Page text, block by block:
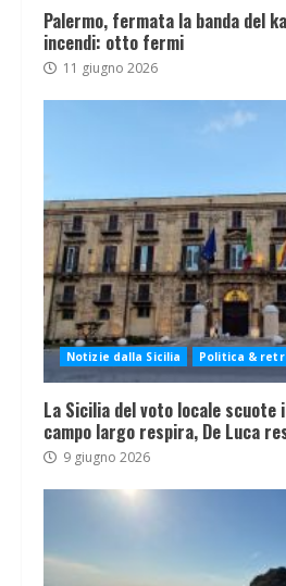
Palermo, fermata la banda del
incendi: otto fermi
11 giugno 2026
Notizie dalla Sicilia Politica &
La Sicilia del voto locale
campo largo respira, De Luca
9 giugno 2026